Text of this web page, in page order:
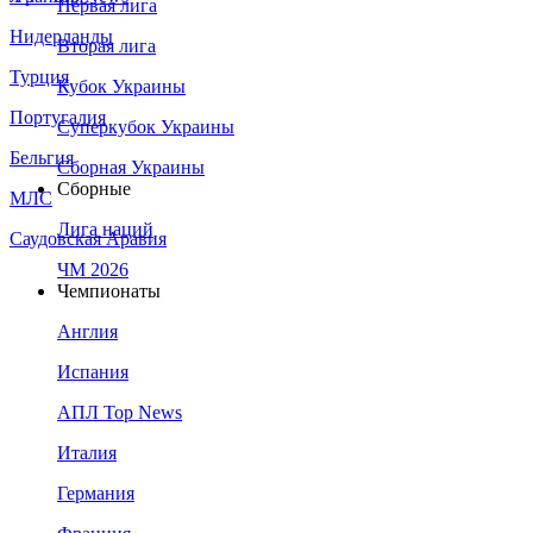
Нидерланды
Турция
Португалия
Бельгия
МЛС
Саудовская Аравия
Первая лига
Вторая лига
Кубок Украины
Суперкубок Украины
Сборная Украины
Сборные
Лига наций
ЧМ 2026
Чемпионаты
Англия
Испания
АПЛ Top News
Италия
Германия